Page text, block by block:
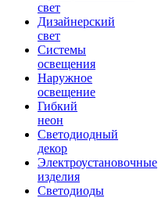
свет
Дизайнерский
свет
Системы
освещения
Наружное
освещение
Гибкий
неон
Светодиодный
декор
Электроустановочные
изделия
Светодиоды